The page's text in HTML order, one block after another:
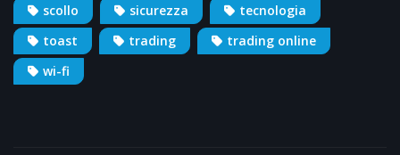
scollo
sicurezza
tecnologia
toast
trading
trading online
wi-fi